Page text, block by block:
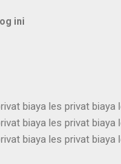
ini
biaya les privat
biaya les privat
biaya les privat